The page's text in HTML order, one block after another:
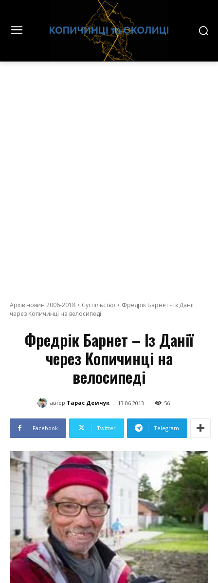
Архів новин 2006-2018 Суспільство
Фредрік Барнет - Із Данії
через Копичинці на велосипеді
Фредрік Барнет – Із Данії
через Копичинці на
велосипеді
автор Тарас Демчук - 13.06.2013 56
Facebook Twitter Telegram